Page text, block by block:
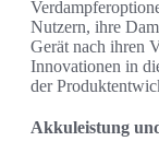
Nutzern, ihre
Gerät nach ihren
Innovationen in
der
Akkuleistung